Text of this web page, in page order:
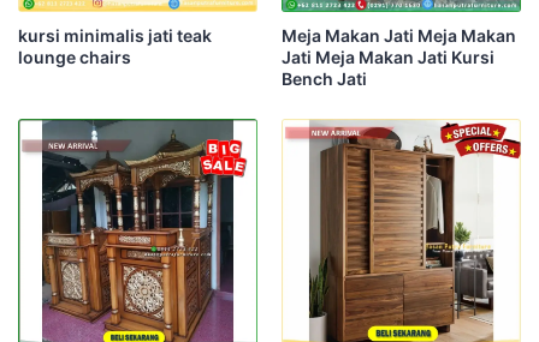
kursi minimalis jati teak
lounge chairs
Meja Makan Jati Meja Makan
Jati Meja Makan Jati Kursi
Bench Jati